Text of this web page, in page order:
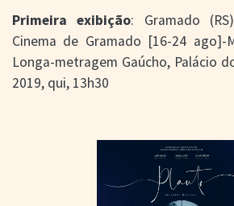
Primeira exibição: Gramado
Cinema de Gramado [16-24 ago]-
Longa-metragem Gaúcho, Palácio
2019, qui, 13h30